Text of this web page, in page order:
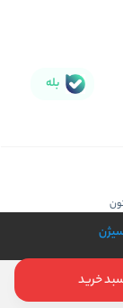
خرید
بله